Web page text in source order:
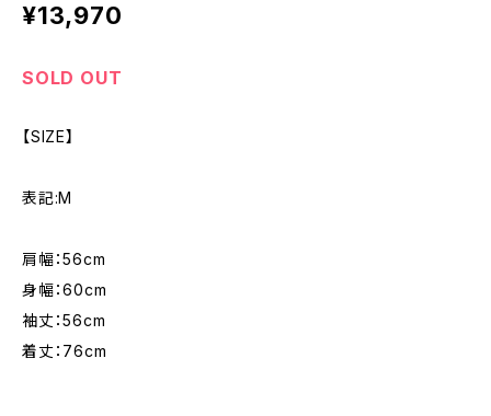
¥13,970
SOLD OUT
【SIZE】
表記:M
肩幅：56cm
身幅：60cm
袖丈：56cm
着丈：76cm